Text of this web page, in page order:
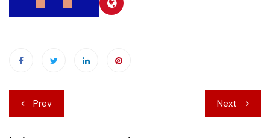
Navigation
de
Prev Next